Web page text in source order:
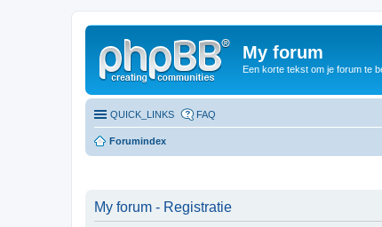
My forum
Een korte tekst om je forum te
QUICK_LINKS FAQ
Forumindex
My forum - Registratie